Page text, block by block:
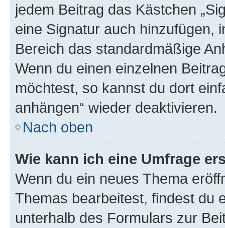
jedem Beitrag das Kästchen
eine Signatur auch hinzufügen,
Bereich das standardmäßige
Wenn du einen einzelnen
möchtest, so kannst du dort
anhängen“ wieder deaktivieren.
Nach oben
Wie kann ich eine Umfrage
Wenn du ein neues Thema
Themas bearbeitest, findest du
unterhalb des Formulars zur